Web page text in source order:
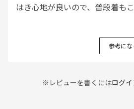
はき心地が良いので、普段着も
参考にな
※レビューを書くにはログイ